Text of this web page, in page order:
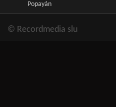
Popayán
© Recordmedia slu